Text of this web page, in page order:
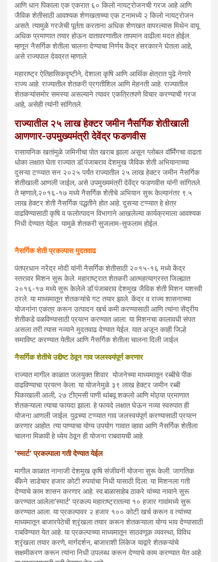
आणि धान पिकाला एक एकरात ६० किलो नायट्रोजनची गरज आहे आणि
जैविक शेतीसाठी आवश्यक शेणखताच्या एक टनामध्ये २ किलो नायट्रोजन
असते. त्यामुळे गरजेची पूर्तता करताना अधिक शेणखत वापरल्यास मिथेन वायू
अधिक प्रमाणात तयार होऊन वातावरणातील तापमान वाढीला मदत होईल.
म्हणून नैसर्गिक शेतीला चालना देण्याचा निर्णय केंद्र सरकारने घेतला आहे,
असे राज्यपाल देवव्रत म्हणाले.
महाराष्ट्र ऐतिहासिकदृष्टीने, देशाला कृषि आणि आर्थिक क्षेत्रात पुढे नेणारे
राज्य आहे. राज्यातील शेतकरी प्रगतीशिल आणि मेहनती आहे. राज्यातील
शेतकऱ्यांसमोर समस्या असल्याने त्यावर एकत्रितपणे विचार करण्याची गरज
आहे, असेही त्यांनी सांगितले.
राज्यातील २५ लाख हेक्टर जमीन नैसर्गिक शेतीखाली
आणणार-उपमुख्यमंत्री देवेंद्र फडणवीस
रासायनिक खतांमुळे जमिनीचा पोत खराब झाला असून ग्लोबल वॉर्मिंगचा वाढता
धोका लक्षात घेता राज्यात डॉ.पंजाबराव देशमुख जैविक शेती अभियानाच्या
दुसऱ्या टप्प्यात सन २०२५ पर्यंत राज्यातील २५ लाख हेक्टर जमीन नैसर्गिक
शेतीखाली आणली जाईल, असे उपमुख्यमंत्री देवेंद्र फडणवीस यांनी सांगितले.
ते म्हणाले,२०१६-१७ मध्ये नैसर्गिक शेतीचे अभियान सुरू केल्यानंतर ९.५
लाख हेक्टर शेती नैसर्गिक पद्धतीने होत आहे. दुसऱ्या टप्प्यात हे क्षेत्र
वाढविण्यासाठी कृषि व फलोत्पादन विभागाने आखलेल्या कार्यक्रमाला आवश्यक
निधी देण्यात येईल. यामुळे शेतकरी सुजलाम-सुफलाम होईल.
नैसर्गिक शेती प्रकल्पास मुदतवाढ
पंतप्रधान नरेंद्र मोदी यांनी नैसर्गिक शेतीसाठी २०१५-१६ मध्ये केंद्र
स्तरावर मिशन सुरू केले. महाराष्ट्रात शेतकरी आत्महत्याग्रस्त जिल्ह्यात
२०१६-१७ मध्ये सुरू केलेले डॉ.पंजाबराव देशमुख जैविक शेती मिशन यशस्वी
ठरले. या माध्यमातून शेतकऱ्यांचे गट तयार झाले. केंद्र व राज्य शासनाच्या
योजनांना एकत्र करून उत्पादन खर्च कमी करण्यासाठी आणि त्यांना सेंद्रीय
शेतीकडे वळविण्यासाठी प्रयत्न करण्यात आला. या मिशनचा कालावधी संपत
असला तरी त्यास नव्याने मुदतवाढ देण्यात येईल. यात अजून काही जिल्हे
समाविष्ट करण्यात येतील आणि नैसर्गिक शेतीला चालना दिली जाईल.
नैसर्गिक शेतीचे उद्दीष्ट ठेवून गाव जलस्वयंपूर्ण करणार
राज्यात मागील काळात जलयुक्त शिवार योजनेच्या माध्यमातून रब्बीचे पीक
वाढविण्याचा प्रयत्न केला. या योजनेमुळे ३९ लाख हेक्टर जमीन रब्बी
पिकाखाली आली, २७ टीएमसी पाणी थांबवू शकलो आणि मोठ्या प्रमाणात
शेतकऱ्याला त्याचा फायदा झाला. हे फायदे लक्षात घेऊन नव्या स्वरुपात ही
योजना आणली जाईल. पुढच्या टप्प्यात गाव जलस्वयंपूर्ण करण्यासाठी प्रयत्न
करणार आहोत. त्या पाण्याचा योग्य उपयोग गावात व्हावा आणि नैसर्गिक शेतीला
चालना मिळावी हे ध्येय ठेवून ही योजना राबवायची आहे.
’स्मार्ट’ प्रकल्पाला गती देण्यात येईल
मागील काळात नानाजी देशमुख कृषि संजीवनी योजना सुरू केली. जागतिक
बँकेने साडेचार हजार कोटी रुपयांचा निधी यासाठी दिला. या मिशनला गती
देण्याचे काम शासन करणार आहे. स्व.बाळासाहेब ठाकरे यांच्या नावाने सुरू
करण्यात आलेला‘स्मार्ट’ प्रकल्प महाराष्ट्रातल्या १० हजार गावांमध्ये सुरू
करण्यात आला. या प्रकल्पावर २ हजार १०० कोटी खर्च करून व त्यांच्या
माध्यमातून बाजारपेठेची श्रृंखला तयार करून शेतकऱ्याला योग्य भाव देण्यासाठी
राबविण्यात येत आहे. या प्रकल्पाच्या माध्यमातून साठवणूक व्यवस्था, विविध
श्रृंखला तयार करणे, मार्गदर्शन, बाजाराशी लिंकेज याद्वारे शेतकऱ्यांचे
सक्षमीकरण करून त्यांना निधी उपलब्ध करून देण्याचे काम करण्यात येत आहे.